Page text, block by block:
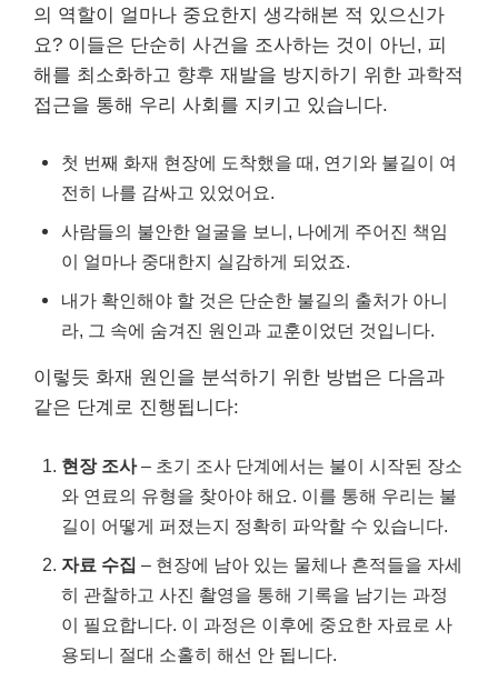
의 역할이 얼마나 중요한지 생각해본 적 있으신가
요? 이들은 단순히 사건을 조사하는 것이 아닌, 피
해를 최소화하고 향후 재발을 방지하기 위한 과학적
접근을 통해 우리 사회를 지키고 있습니다.
첫 번째 화재 현장에 도착했을 때, 연기와 불길이 여
전히 나를 감싸고 있었어요.
사람들의 불안한 얼굴을 보니, 나에게 주어진 책임
이 얼마나 중대한지 실감하게 되었죠.
내가 확인해야 할 것은 단순한 불길의 출처가 아니
라, 그 속에 숨겨진 원인과 교훈이었던 것입니다.
이렇듯 화재 원인을 분석하기 위한 방법은 다음과
같은 단계로 진행됩니다:
현장 조사– 초기 조사 단계에서는 불이 시작된 장소
와 연료의 유형을 찾아야 해요. 이를 통해 우리는 불
길이 어떻게 퍼졌는지 정확히 파악할 수 있습니다.
자료 수집 – 현장에 남아 있는 물체나 흔적들을 자세
히 관찰하고 사진 촬영을 통해 기록을 남기는 과정
이 필요합니다. 이 과정은 이후에 중요한 자료로 사
용되니 절대 소홀히 해선 안 됩니다.